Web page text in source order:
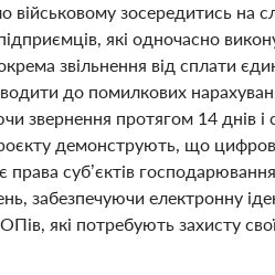
зосередитись на
які одночасно
звільнення від сплати
до помилкових
звернення протягом 14 днів
демонструють, що
суб’єктів
забезпечуючи електронну
які потребують захисту